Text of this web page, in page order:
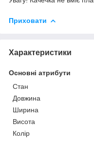
Приховати
Характеристики
Основні атрибути
Стан
Довжина
Ширина
Висота
Колір